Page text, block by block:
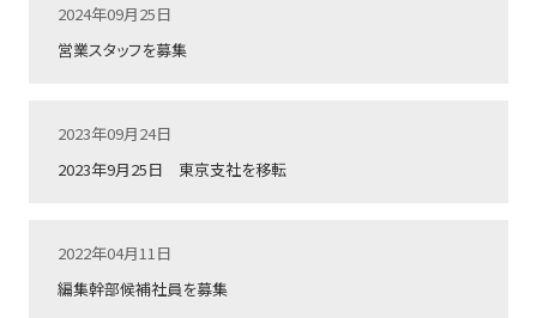
2024年09月25日
営業スタッフを募集
2023年09月24日
2023年9月25日 東京支社を移転
2022年04月11日
編集幹部候補社員を募集